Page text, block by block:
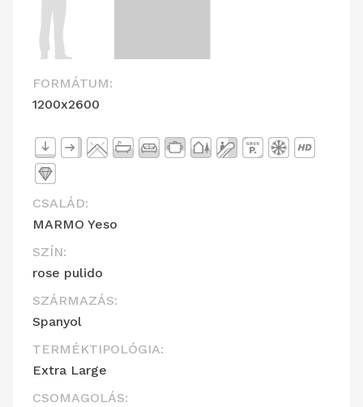
FORMÁTUM:
1200x2600
CSALÁD:
MARMO Yeso
SZÍN:
rose pulido
SZÁRMAZÁS:
Spanyol
TERMÉKTIPOLÓGIA:
Extra Large
CSOMAGOLÁS: